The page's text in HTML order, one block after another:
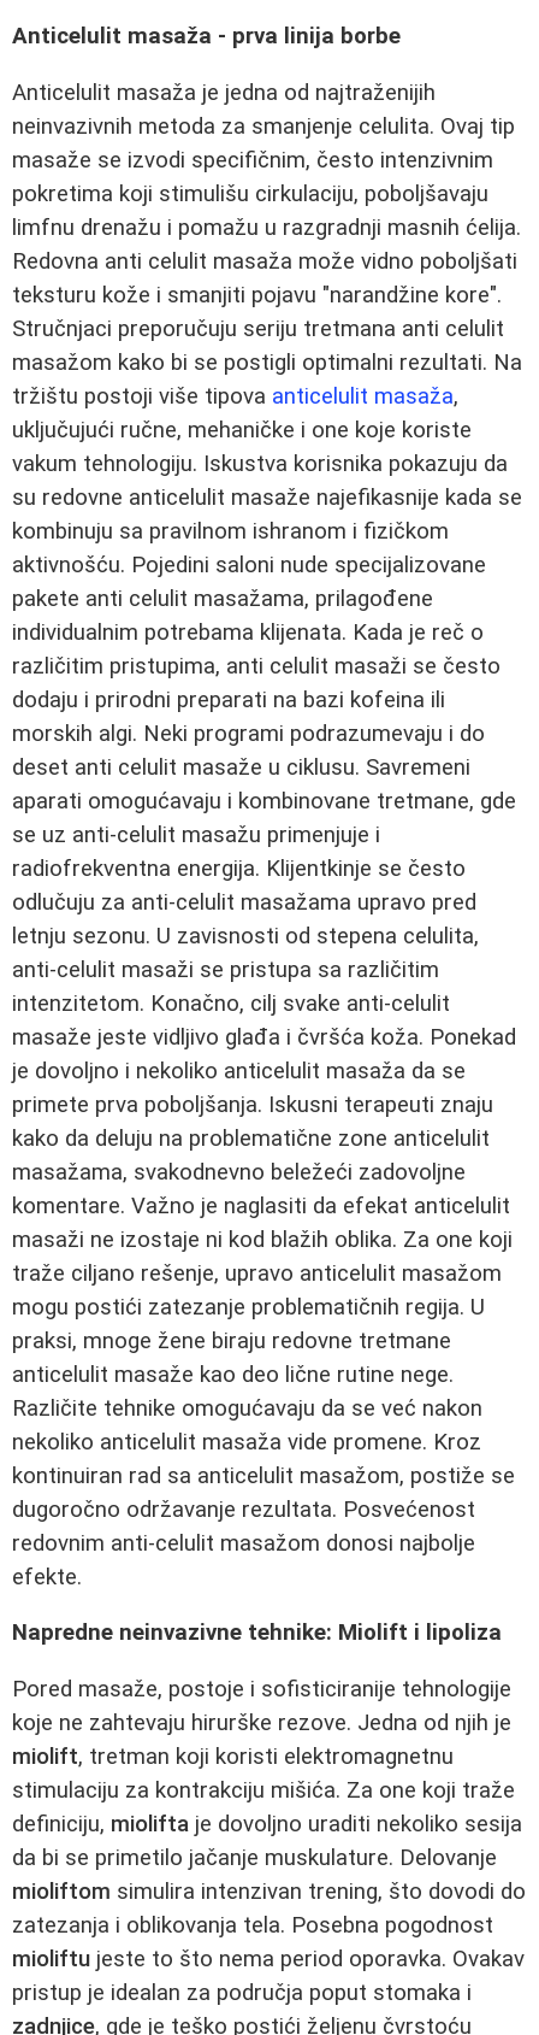
Anticelulit masaža - prva linija borbe
Anticelulit masaža je jedna od najtraženijih
neinvazivnih metoda za smanjenje celulita. Ovaj tip
masaže se izvodi specifičnim, često intenzivnim
pokretima koji stimulišu cirkulaciju, poboljšavaju
limfnu drenažu i pomažu u razgradnji masnih ćelija.
Redovna anti celulit masaža može vidno poboljšati
teksturu kože i smanjiti pojavu "narandžine kore".
Stručnjaci preporučuju seriju tretmana anti celulit
masažom kako bi se postigli optimalni rezultati. Na
tržištu postoji više tipova anticelulit masaža,
uključujući ručne, mehaničke i one koje koriste
vakum tehnologiju. Iskustva korisnika pokazuju da
su redovne anticelulit masaže najefikasnije kada se
kombinuju sa pravilnom ishranom i fizičkom
aktivnošću. Pojedini saloni nude specijalizovane
pakete anti celulit masažama, prilagođene
individualnim potrebama klijenata. Kada je reč o
različitim pristupima, anti celulit masaži se često
dodaju i prirodni preparati na bazi kofeina ili
morskih algi. Neki programi podrazumevaju i do
deset anti celulit masaže u ciklusu. Savremeni
aparati omogućavaju i kombinovane tretmane, gde
se uz anti-celulit masažu primenjuje i
radiofrekventna energija. Klijentkinje se često
odlučuju za anti-celulit masažama upravo pred
letnju sezonu. U zavisnosti od stepena celulita,
anti-celulit masaži se pristupa sa različitim
intenzitetom. Konačno, cilj svake anti-celulit
masaže jeste vidljivo glađa i čvršća koža. Ponekad
je dovoljno i nekoliko anticelulit masaža da se
primete prva poboljšanja. Iskusni terapeuti znaju
kako da deluju na problematične zone anticelulit
masažama, svakodnevno beležeći zadovoljne
komentare. Važno je naglasiti da efekat anticelulit
masaži ne izostaje ni kod blažih oblika. Za one koji
traže ciljano rešenje, upravo anticelulit masažom
mogu postići zatezanje problematičnih regija. U
praksi, mnoge žene biraju redovne tretmane
anticelulit masaže kao deo lične rutine nege.
Različite tehnike omogućavaju da se već nakon
nekoliko anticelulit masaža vide promene. Kroz
kontinuiran rad sa anticelulit masažom, postiže se
dugoročno održavanje rezultata. Posvećenost
redovnim anti-celulit masažom donosi najbolje
efekte.
Napredne neinvazivne tehnike: Miolift i lipoliza
Pored masaže, postoje i sofisticiranije tehnologije
koje ne zahtevaju hirurške rezove. Jedna od njih je
miolift, tretman koji koristi elektromagnetnu
stimulaciju za kontrakciju mišića. Za one koji traže
definiciju, miolifta je dovoljno uraditi nekoliko sesija
da bi se primetilo jačanje muskulature. Delovanje
mioliftom simulira intenzivan trening, što dovodi do
zatezanja i oblikovanja tela. Posebna pogodnost
mioliftu jeste to što nema period oporavka. Ovakav
pristup je idealan za područja poput stomaka i
zadnjice, gde je teško postići željenu čvrstoću